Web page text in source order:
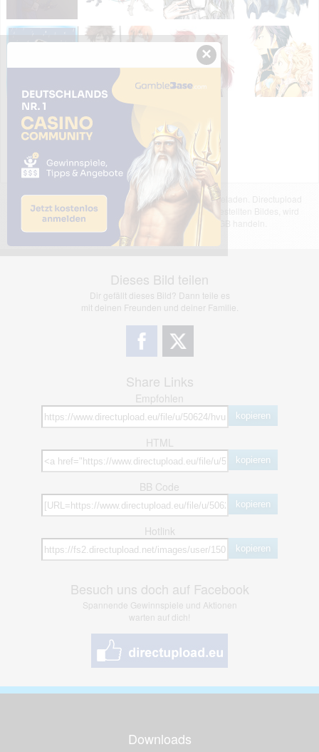
Das dargestellte Bild wurde von einem Nutzer hochgeladen. Directupload
übernimmt keinerlei Haftung für den Inhalt des dargestellten Bildes, wird
jedoch bei Verstößen nach §2(3) unserer AGB handeln.
Dieses Bild teilen
Dir gefällt dieses Bild? Dann teile es
mit deinen Freunden und deiner Familie.
Share Links
Empfohlen
kopieren
HTML
kopieren
BB Code
kopieren
Hotlink
kopieren
Besuch uns doch auf Facebook
Spannende Gewinnspiele und Aktionen
warten auf dich!
Downloads
×